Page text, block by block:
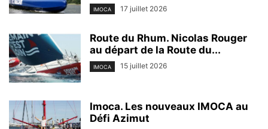
IMOCA 17 juillet 2026
Route du Rhum. Nicolas Rouger
au départ de la Route du...
IMOCA 15 juillet 2026
Imoca. Les nouveaux IMOCA au
Défi Azimut